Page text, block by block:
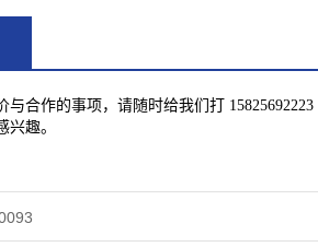
与合作的事项，请随时给我们打 15825692223
兴趣。